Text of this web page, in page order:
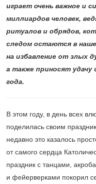
играет очень важное и
миллиардов человек,
ритуалов и обрядов,
следом остаются в
на избавление от злых
а также приносят удачу
года.
В этом году, в день всех
поделилась своим
недавно это казалось
от самого сердца
праздник с танцами,
и фейерверками покорил